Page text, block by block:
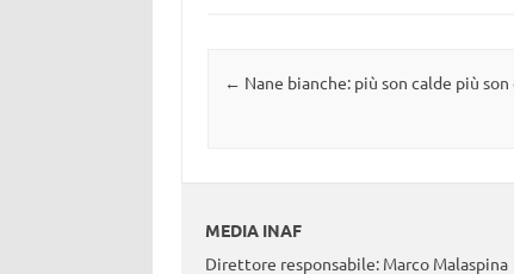
Navigazione articolo
← Nane bianche: più son calde più
MEDIA INAF
Direttore responsabile: Marco Malaspina